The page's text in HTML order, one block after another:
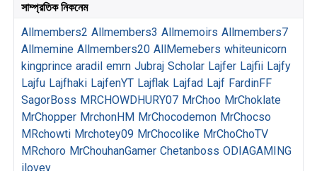
সাম্প্রতিক নিকনেম
Allmembers2 Allmembers3 Allmemoirs Allmembers7
Allmemine Allmembers20 AllMemebers whiteunicorn
kingprince aradil emrn Jubraj Scholar Lajfer Lajfii Lajfy
Lajfu Lajfhaki LajfenYT Lajflak Lajfad Lajf FardinFF
SagorBoss MRCHOWDHURY07 MrChoo MrChoklate
MrChopper MrchonHM MrChocodemon MrChocso
MRchowti Mrchotey09 MrChocolike MrChoChoTV
MRchoro MrChouhanGamer Chetanboss ODIAGAMING
ilovey